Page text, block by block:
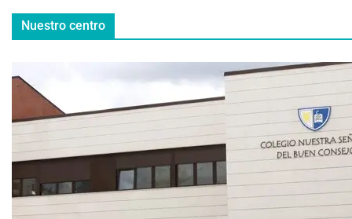
Nuestro centro